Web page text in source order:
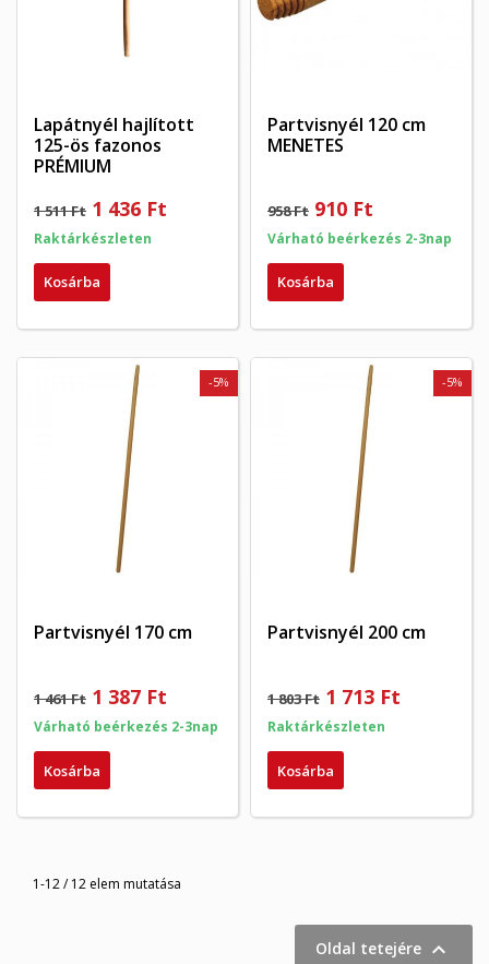
Lapátnyél hajlított
125-ös fazonos
PRÉMIUM
1 511 Ft 1 436 Ft
Raktárkészleten
Kosárba
Partvisnyél 120 cm
MENETES
958 Ft 910 Ft
Várható beérkezés 2-3nap
Kosárba
Partvisnyél 170 cm
1 461 Ft
-5%
1 387 Ft
Várható beérkezés 2-3nap
Kosárba
Partvisnyél 200 cm
1 803 Ft
-5%
1 713 Ft
Raktárkészleten
Kosárba
1-12 / 12 elem mutatása
Oldal tetejére 